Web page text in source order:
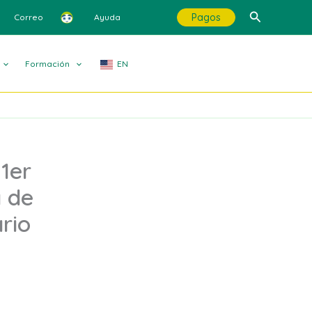
Correo Ayuda Pagos Buscar
Formación EN
de